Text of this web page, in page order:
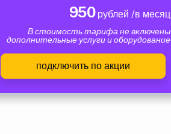
950рублей /в месяц
В стоимость тарифа не включены
дополнительные услуги и оборудование
подключить по акции